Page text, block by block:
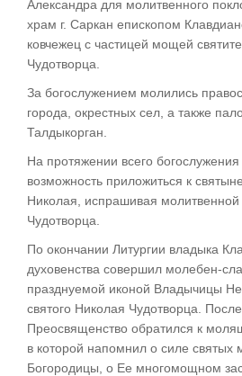
Александра для молитвенного
храм г. Саркан епископом
ковчежец с частицей мощей
Чудотворца.
За богослужением молились
города, окрестных сел, а также
Талдыкорган.
На протяжении всего
возможность приложиться к
Николая, испрашивая
Чудотворца.
По окончании Литургии владыка
духовенства совершил молебен-
празднуемой иконой Владычицы
святого Николая Чудотворца.
Преосвященство обратился к
в которой напомнил о силе святых
Богородицы, о Ее многомощном